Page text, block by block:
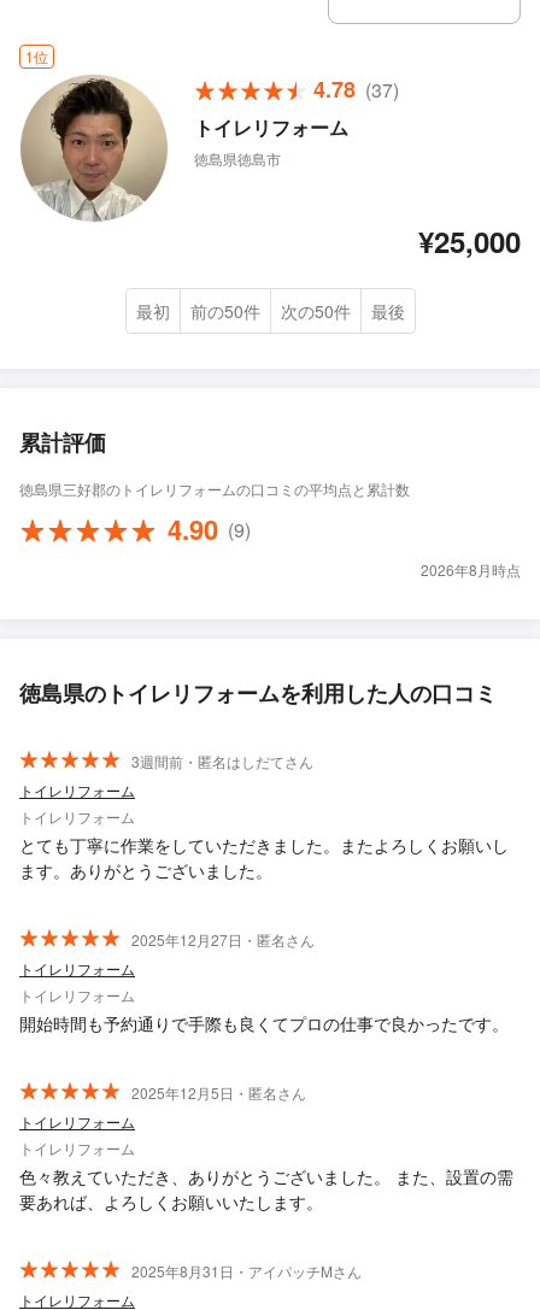
1位
4.78 (37)
トイレリフォーム
徳島県徳島市
¥25,000
最初 前の50件 次の50件 最後
累計評価
徳島県三好郡のトイレリフォームの口コミの平均点と累計数
4.90 (9)
2026年8月時点
徳島県のトイレリフォームを利用した人の口コミ
3週間前・匿名はしだてさん
トイレリフォーム
トイレリフォーム
とても丁寧に作業をしていただきました。またよろしくお願いし
ます。ありがとうございました。
2025年12月27日・匿名さん
トイレリフォーム
トイレリフォーム
開始時間も予約通りで手際も良くてプロの仕事で良かったです。
2025年12月5日・匿名さん
トイレリフォーム
トイレリフォーム
色々教えていただき、ありがとうございました。 また、設置の需
要あれば、よろしくお願いいたします。
2025年8月31日・アイパッチMさん
トイレリフォーム